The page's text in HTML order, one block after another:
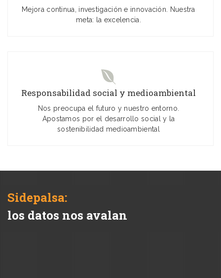
Mejora continua, investigación e innovación. Nuestra
meta: la excelencia.
Responsabilidad social y medioambiental
Nos preocupa el futuro y nuestro entorno.
Apostamos por el desarrollo social y la
sostenibilidad medioambiental
Sidepalsa:
los datos nos avalan